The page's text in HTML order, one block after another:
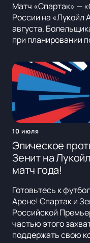
Матч «Спартак» —
России на «Лукойл
августа.
при планировании
10 июля
Эпическое
Зенит на
матч года!
Готовьтесь к
Арене! Спартак и
Российской
частью этого
поддержать свою